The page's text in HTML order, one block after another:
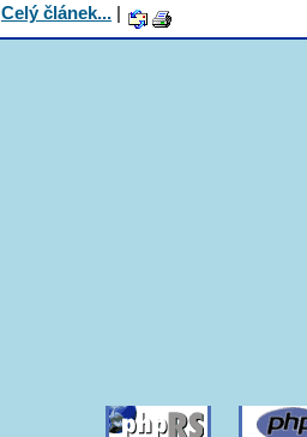
Celý článek... |